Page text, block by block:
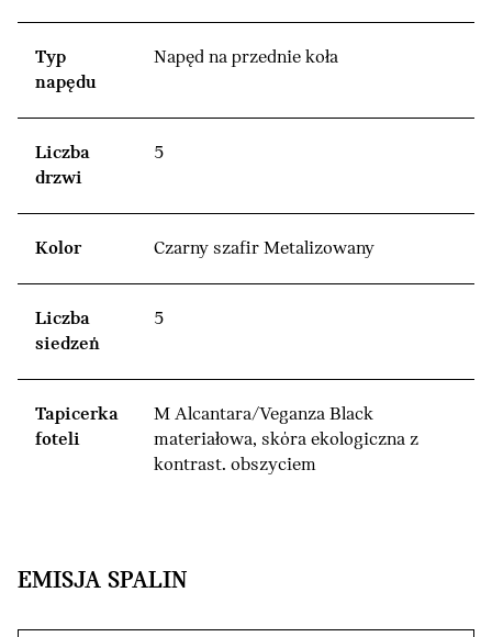
Typ
napędu
Napęd na przednie koła
Liczba
drzwi
5
Kolor Czarny szafir Metalizowany
Liczba
siedzeń
5
Tapicerka
foteli
M Alcantara/Veganza Black
materiałowa, skóra ekologiczna z
kontrast. obszyciem
EMISJA SPALIN